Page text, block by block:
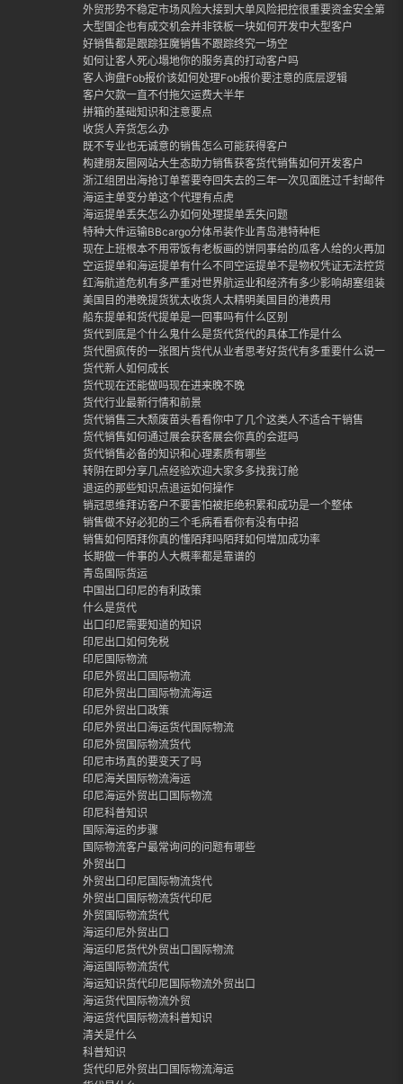
外贸形势不稳定市场风险大接到大单风险把控很重要资金安全第一
大型国企也有成交机会并非铁板一块如何开发中大型客户
好销售都是跟踪狂魔销售不跟踪终究一场空
如何让客人死心塌地你的服务真的打动客户吗
客人询盘Fob报价该如何处理Fob报价要注意的底层逻辑
客户欠款一直不付拖欠运费大半年
拼箱的基础知识和注意要点
收货人弃货怎么办
既不专业也无诚意的销售怎么可能获得客户
构建朋友圈网站大生态助力销售获客货代销售如何开发客户
浙江组团出海抢订单誓要夺回失去的三年一次见面胜过千封邮件外
海运主单变分单这个代理有点虎
海运提单丢失怎么办如何处理提单丢失问题
特种大件运输BBcargo分体吊装作业青岛港特种柜
现在上班根本不用带饭有老板画的饼同事给的瓜客人给的火再加上
空运提单和海运提单有什么不同空运提单不是物权凭证无法控货
红海航道危机有多严重对世界航运业和经济有多少影响胡塞组装封
美国目的港晚提货犹太收货人太精明美国目的港费用
船东提单和货代提单是一回事吗有什么区别
货代到底是个什么鬼什么是货代货代的具体工作是什么
货代圈疯传的一张图片货代从业者思考好货代有多重要什么说一定
货代新人如何成长
货代现在还能做吗现在进来晚不晚
货代行业最新行情和前景
货代销售三大颓废苗头看看你中了几个这类人不适合干销售
货代销售如何通过展会获客展会你真的会逛吗
货代销售必备的知识和心理素质有哪些
转阴在即分享几点经验欢迎大家多多找我订舱
退运的那些知识点退运如何操作
销冠思维拜访客户不要害怕被拒绝积累和成功是一个整体
销售做不好必犯的三个毛病看看你有没有中招
销售如何陌拜你真的懂陌拜吗陌拜如何增加成功率
长期做一件事的人大概率都是靠谱的
青岛国际货运
中国出口印尼的有利政策
什么是货代
出口印尼需要知道的知识
印尼出口如何免税
印尼国际物流
印尼外贸出口国际物流
印尼外贸出口国际物流海运
印尼外贸出口政策
印尼外贸出口海运货代国际物流
印尼外贸国际物流货代
印尼市场真的要变天了吗
印尼海关国际物流海运
印尼海运外贸出口国际物流
印尼科普知识
国际海运的步骤
国际物流客户最常询问的问题有哪些
外贸出口
外贸出口印尼国际物流货代
外贸出口国际物流货代印尼
外贸国际物流货代
海运印尼外贸出口
海运印尼货代外贸出口国际物流
海运国际物流货代
海运知识货代印尼国际物流外贸出口
海运货代国际物流外贸
海运货代国际物流科普知识
清关是什么
科普知识
货代印尼外贸出口国际物流海运